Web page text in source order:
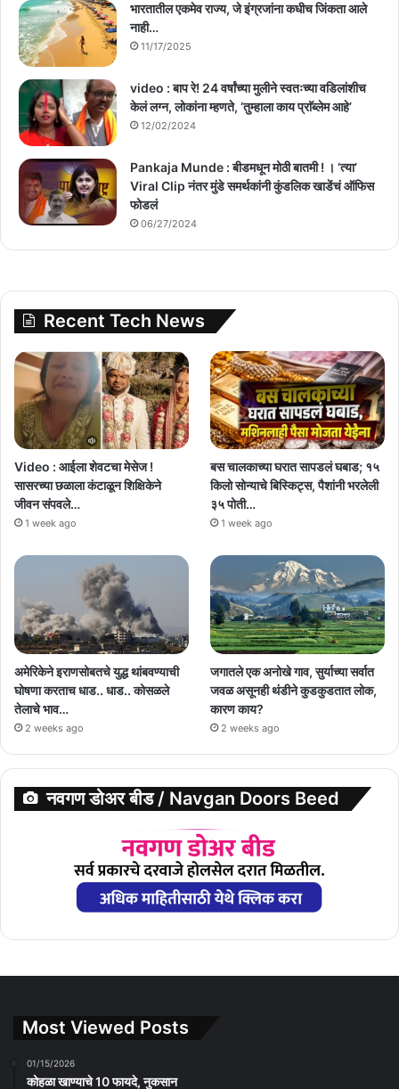
भारतातील एकमेव राज्य, जे इंग्रजांना कधीच जिंकता आले
नाही…
11/17/2025
video : बाप रे! 24 वर्षांच्या मुलीने स्वतःच्या वडिलांशीच
केलं लग्न, लोकांना म्हणते, ‘तुम्हाला काय प्राॅब्लेम आहे’
12/02/2024
Pankaja Munde : बीडमधून मोठी बातमी ! । ‘त्या’
Viral Clip नंतर मुंडे समर्थकांनी कुंडलिक खाडेंचं ऑफिस
फोडलं
06/27/2024
Recent Tech News
Video : आईला शेवटचा मेसेज !
सासरच्या छळाला कंटाळून शिक्षिकेने
जीवन संपवले…
1 week ago
बस चालकाच्या घरात सापडलं घबाड; १५
किलो सोन्याचे बिस्किट्स, पैशांनी भरलेली
३५ पोती…
1 week ago
अमेरिकेने इराणसोबतचे युद्ध थांबवण्याची
घोषणा करताच धाड.. धाड.. कोसळले
तेलाचे भाव…
2 weeks ago
जगातले एक अनोखे गाव, सुर्याच्या सर्वात
जवळ असूनही थंडीने कुडकुडतात लोक,
कारण काय?
2 weeks ago
नवगण डोअर बीड / Navgan Doors Beed
Most Viewed Posts
01/15/2026
कोहळा खाण्याचे 10 फायदे, नुकसान